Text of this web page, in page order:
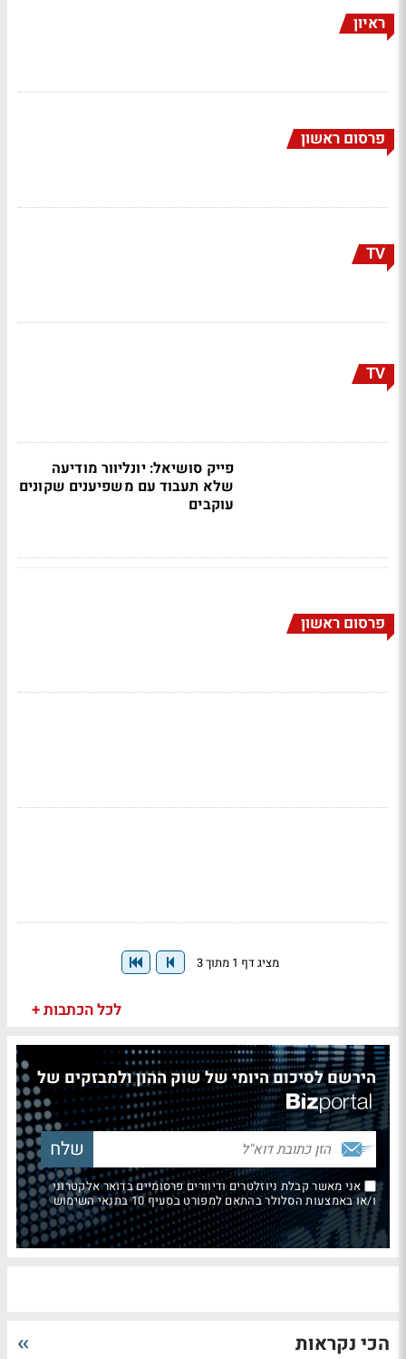
ראיון
פרסום ראשון
TV
TV
פייק סושיאל: יונליוור מודיעה
שלא תעבוד עם משפיענים שקונים
עוקבים
פרסום ראשון
מציג דף 1 מתוך 3
לכל הכתבות +
הירשם לסיכום היומי של שוק ההון ולמבזקים של
אני מאשר קבלת ניוזלטרים ודיוורים פרסומיים בדואר אלקטרוני
ו/או באמצעות הסלולר בהתאם למפורט בסעיף 10 בתנאי השימוש
הכי נקראות